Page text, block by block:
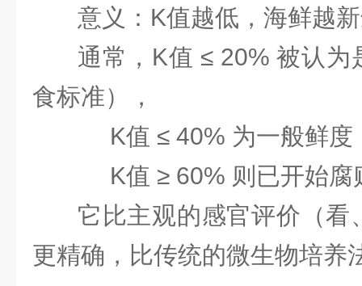
意义： K值越低，海鲜越
通常，K值 ≤ 20% 被认为
食标准），
K值 ≤ 40% 为一般鲜
K值 ≥ 60% 则已开始腐
它比主观的感官评价（看
更精确，比传统的微生物培养